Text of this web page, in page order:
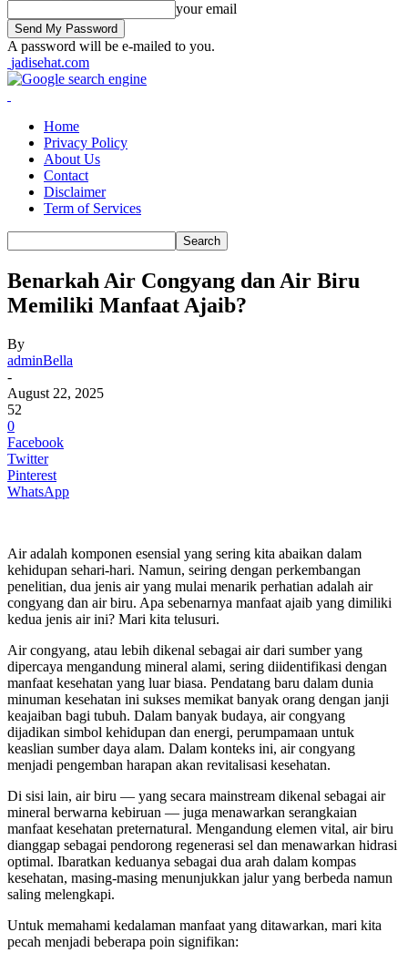
your email
A password will be e-mailed to you.
jadisehat.com
Home
Privacy Policy
About Us
Contact
Disclaimer
Term of Services
Benarkah Air Congyang dan Air Biru
Memiliki Manfaat Ajaib?
By
adminBella
-
August 22, 2025
52
0
Facebook
Twitter
Pinterest
WhatsApp
Air adalah komponen esensial yang sering kita abaikan dalam
kehidupan sehari-hari. Namun, seiring dengan perkembangan
penelitian, dua jenis air yang mulai menarik perhatian adalah air
congyang dan air biru. Apa sebenarnya manfaat ajaib yang dimiliki
kedua jenis air ini? Mari kita telusuri.
Air congyang, atau lebih dikenal sebagai air dari sumber yang
dipercaya mengandung mineral alami, sering diidentifikasi dengan
manfaat kesehatan yang luar biasa. Pendatang baru dalam dunia
minuman kesehatan ini sukses memikat banyak orang dengan janji
keajaiban bagi tubuh. Dalam banyak budaya, air congyang
dijadikan simbol kehidupan dan energi, perumpamaan untuk
keaslian sumber daya alam. Dalam konteks ini, air congyang
menjadi pengemban harapan akan revitalisasi kesehatan.
Di sisi lain, air biru — yang secara mainstream dikenal sebagai air
mineral berwarna kebiruan — juga menawarkan serangkaian
manfaat kesehatan preternatural. Mengandung elemen vital, air biru
dianggap sebagai pendorong regenerasi sel dan menawarkan hidrasi
optimal. Ibaratkan keduanya sebagai dua arah dalam kompas
kesehatan, masing-masing menunjukkan jalur yang berbeda namun
saling melengkapi.
Untuk memahami kedalaman manfaat yang ditawarkan, mari kita
pecah menjadi beberapa poin signifikan: